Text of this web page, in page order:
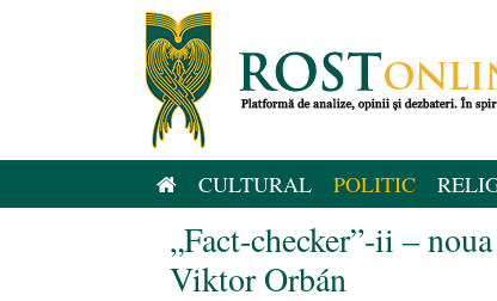
CULTURAL POLITIC
„Fact-checker”-ii –
Viktor Orbán